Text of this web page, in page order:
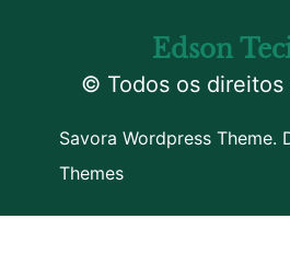
Edson
© Todos os direitos
Savora Wordpress Theme.
Themes